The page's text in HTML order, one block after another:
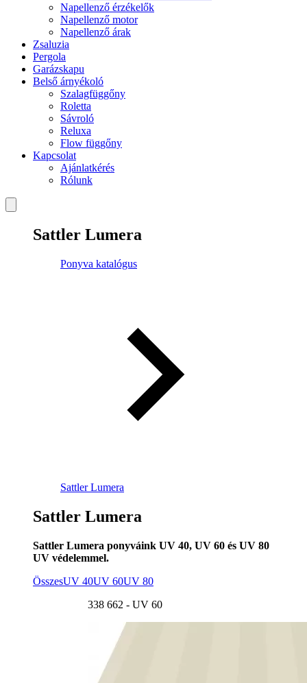
Napellenző érzékelők
Napellenző motor
Napellenző árak
Zsaluzia
Pergola
Garázskapu
Belső árnyékoló
Szalagfüggőny
Roletta
Sávroló
Reluxa
Flow függőny
Kapcsolat
Ajánlatkérés
Rólunk
Sattler Lumera
Ponyva katalógus
Sattler Lumera
Sattler Lumera
Sattler Lumera ponyváink UV 40, UV 60 és UV 80
UV védelemmel.
ÖsszesUV 40UV 60UV 80
338 662 - UV 60